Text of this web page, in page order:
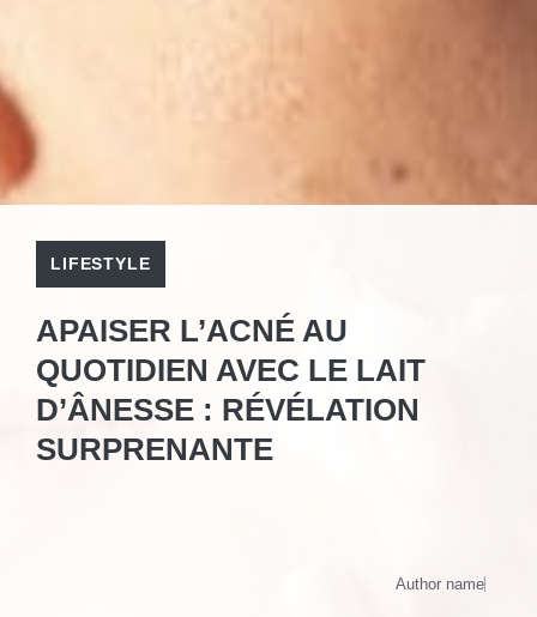
LIFESTYLE
APAISER L’ACNÉ AU
QUOTIDIEN AVEC LE LAIT
D’ÂNESSE : RÉVÉLATION
SURPRENANTE
Author name